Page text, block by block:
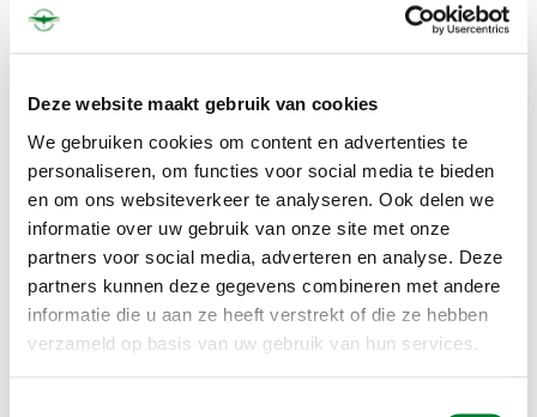
Deze website maakt gebruik van cookies
We gebruiken cookies om content en advertenties te
personaliseren, om functies voor social media te bieden
en om ons websiteverkeer te analyseren. Ook delen we
informatie over uw gebruik van onze site met onze
partners voor social media, adverteren en analyse. Deze
partners kunnen deze gegevens combineren met andere
informatie die u aan ze heeft verstrekt of die ze hebben
verzameld op basis van uw gebruik van hun services.
De stad gaat al jaren gebukt onder deze overlast van de
vogels. Verschillende eerderepogingenom de vogels te
met nepeieren of het behandelen van de eieren van de vogels
met een speciale olie waardoor de eieren niet uitkomen,
mochten niet baten. Ook door inzet van valken nam de
overlast niet af.
Daarom worden de inwoners nu ingezet. Zij kunnen een
bedrag tot 350 euro ontvangen van de gemeente als ze
aanpassingen doen op hun dak die ervoor zorgen dat
meeuwen zich daar niet meer nestelen. Voorbeelden hiervan
zijn het spannen van draden of netten of het aanleggen van
een groen dak.
Eerder besloot de gemeente ook al om ondergrondse